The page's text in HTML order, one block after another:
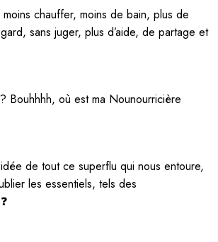
chauffer, moins de bain, plus de
sans juger, plus d’aide, de partage et
Bouhhhh, où est ma Nounourricière
de tout ce superflu qui nous entoure,
les essentiels, tels des